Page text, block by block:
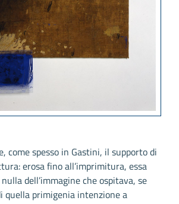
come spesso in Gastini, il supporto di
erosa fino all’imprimitura, essa
dell’immagine che ospitava, se
quella primigenia intenzione a